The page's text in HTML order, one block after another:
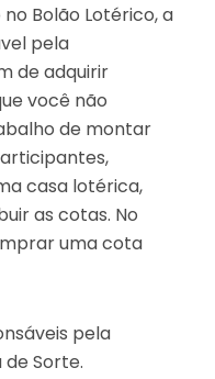
Bolão Lotérico, a
pela
de adquirir
você não
de montar
casa lotérica,
as cotas. No
uma cota
pela
Sorte.